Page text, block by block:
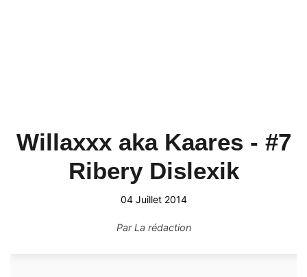
Willaxxx aka Kaares - #7
Ribery Dislexik
04 Juillet 2014
ParLa rédaction